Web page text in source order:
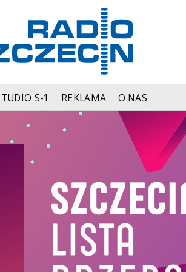
S-1 REKLAMA O NAS